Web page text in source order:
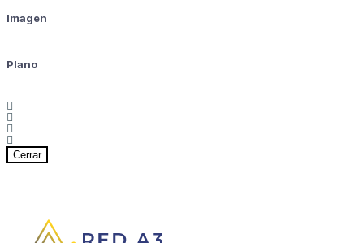
Imagen
Plano
Cerrar